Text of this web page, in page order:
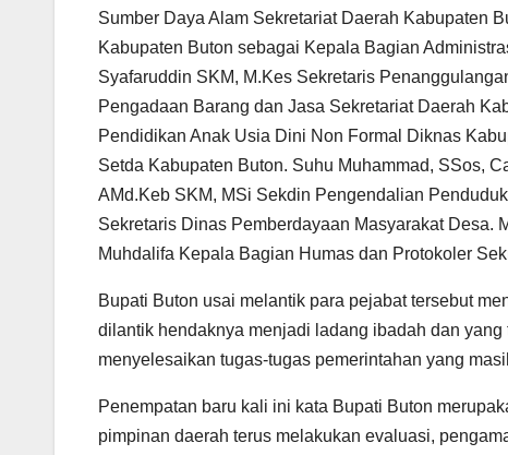
Sumber Daya Alam Sekretariat Daerah Kabupaten
Kabupaten Buton sebagai Kepala Bagian
Syafaruddin SKM, M.Kes Sekretaris
Pengadaan Barang dan Jasa Sekretariat Daerah
Pendidikan Anak Usia Dini Non Formal Diknas
Setda Kabupaten Buton. Suhu Muhammad, SSos,
AMd.Keb SKM, MSi Sekdin Pengendalian
Sekretaris Dinas Pemberdayaan Masyarakat Desa.
Muhdalifa Kepala Bagian Humas dan Protokoler
Bupati Buton usai melantik para pejabat tersebut
dilantik hendaknya menjadi ladang ibadah dan
menyelesaikan tugas-tugas pemerintahan yang
Penempatan baru kali ini kata Bupati Buton
pimpinan daerah terus melakukan evaluasi,